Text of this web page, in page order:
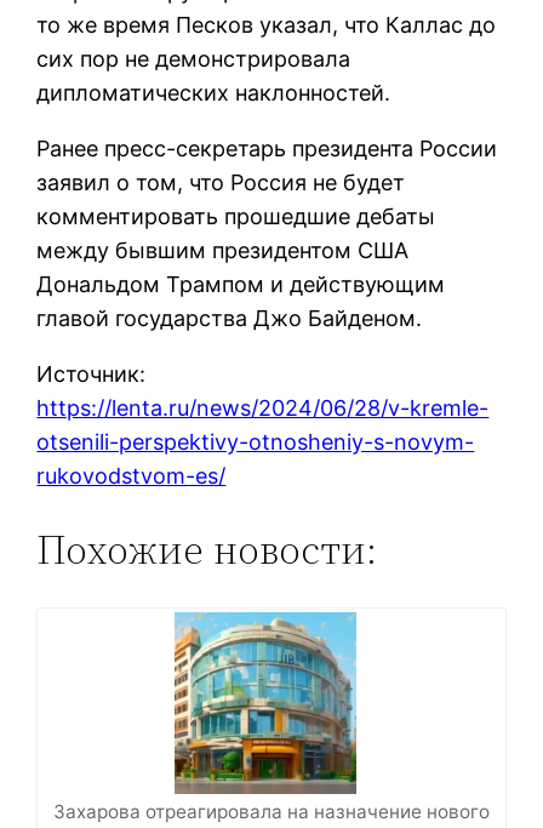
то же время Песков указал, что Каллас до
сих пор не демонстрировала
дипломатических наклонностей.
Ранее пресс-секретарь президента России
заявил о том, что Россия не будет
комментировать прошедшие дебаты
между бывшим президентом США
Дональдом Трампом и действующим
главой государства Джо Байденом.
Источник:
https://lenta.ru/news/2024/06/28/v-kremle-
otsenili-perspektivy-otnosheniy-s-novym-
rukovodstvom-es/
Похожие новости:
Захарова отреагировала на назначение нового